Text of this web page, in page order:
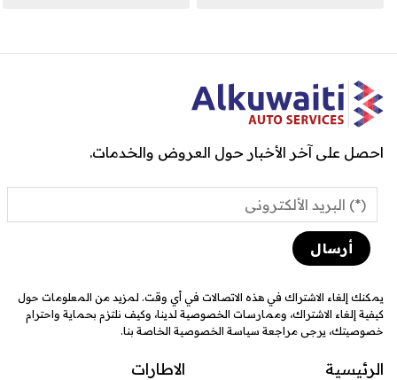
احصل على آخر الأخبار حول العروض والخدمات.
يمكنك إلغاء الاشتراك في هذه الاتصالات في أي وقت. لمزيد من المعلومات حول
كيفية إلغاء الاشتراك، وممارسات الخصوصية لدينا، وكيف نلتزم بحماية واحترام
خصوصيتك، يرجى مراجعة سياسة الخصوصية الخاصة بنا.
الرئيسية الاطارات